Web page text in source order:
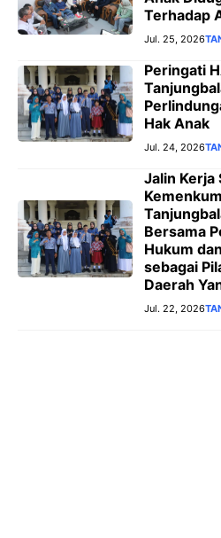
Terhadap
Jul. 25, 2026
Peringati
Hak Anak
Jul. 24, 2026
Jalin Kerja
Bersama
Hukum
sebagai
Daerah
Jul. 22, 2026